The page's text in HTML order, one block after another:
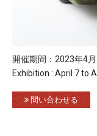
開催期間：2023年4
Exhibition : April 7 to
問い合わせる